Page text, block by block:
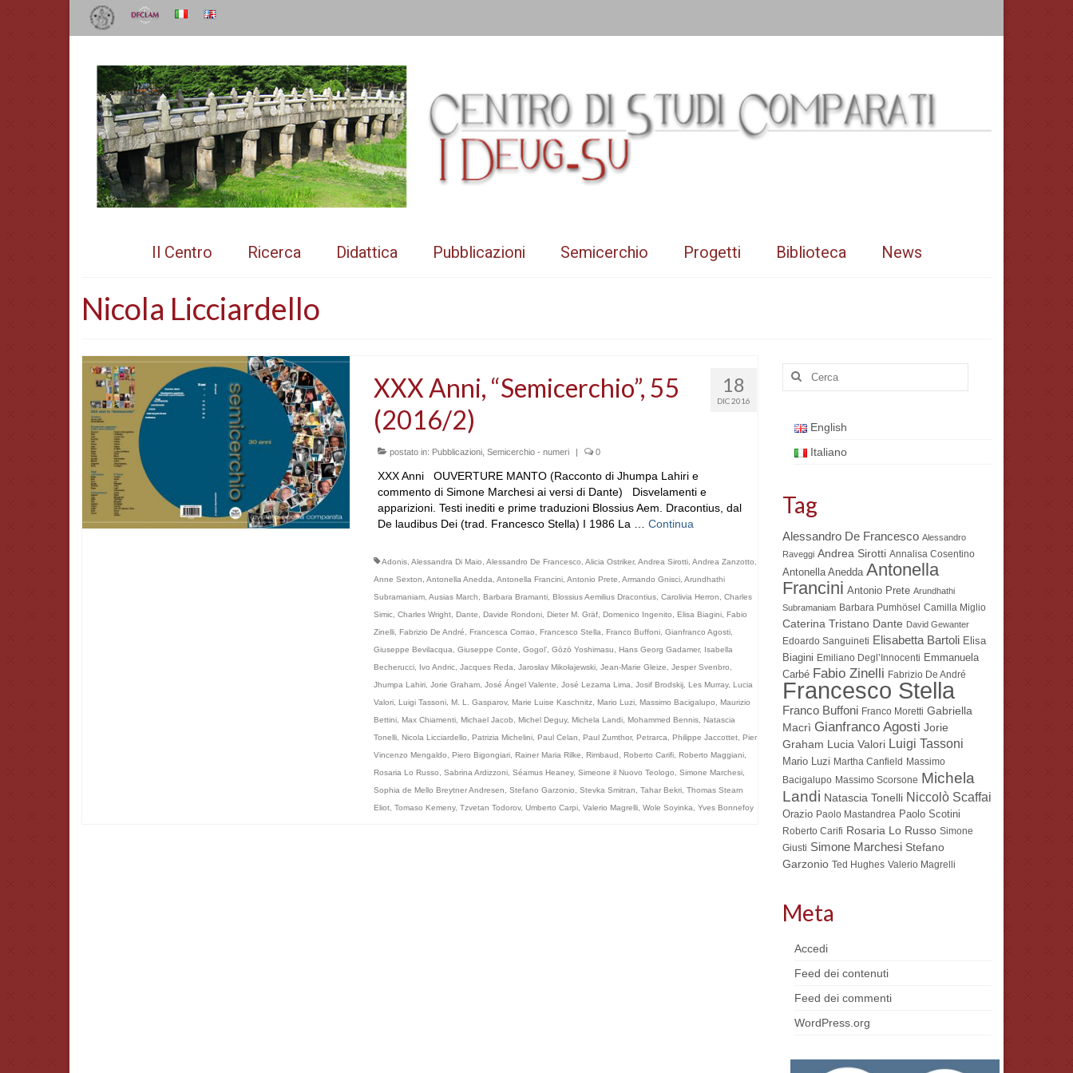
Il Centro Ricerca Didattica Pubblicazioni Semicerchio Progetti Biblioteca News
Nicola Licciardello
18
DIC 2016
XXX Anni, “Semicerchio”, 55
(2016/2)
postato in: Pubblicazioni, Semicerchio - numeri | 0
XXX Anni OUVERTURE MANTO (Racconto di Jhumpa Lahiri e
commento di Simone Marchesi ai versi di Dante) Disvelamenti e
apparizioni. Testi inediti e prime traduzioni Blossius Aem. Dracontius, dal
De laudibus Dei (trad. Francesco Stella) I 1986 La … Continua
Adonis, Alessandra Di Maio Alessandro De Francesco Alicia Ostriker, Andrea Sirotti, Andrea Zanzotto
Anne Sexton Antonella Anedda Antonella Francini, Antonio Prete Armando Gnisci, Arundhathi
Subramaniam, Ausias March Barbara Bramanti, Blossius Aemilius Dracontius, Carolivia Herron
Charles
Simic, Charles Wright, Dante Davide Rondoni, Dieter M. Gräf, Domenico Ingenito Elisa Biagini, Fabio
Zinelli, Fabrizio De André Francesca Corrao Francesco Stella Franco Buffoni, Gianfranco Agosti,
Giuseppe Bevilacqua
Giuseppe Conte Gogol’, Gōzō Yoshimasu Hans Georg Gadamer, Isabella
Becherucci, Ivo Andric, Jacques Reda Jarosłav Mikołajewski, Jean-Marie Gleize Jesper Svenbro
Jhumpa Lahiri, Jorie Graham, José Ángel Valente José Lezama Lima Josif Brodskij, Les Murray, Lucia
Valori, Luigi Tassoni, M. L. Gasparov, Marie Luise Kaschnitz, Mario Luzi, Massimo Bacigalupo
Maurizio
Bettini, Max Chiamenti, Michael Jacob Michel Deguy, Michela Landi, Mohammed Bennis, Natascia
Tonelli, Nicola Licciardello Patrizia Michelini, Paul Celan Paul Zumthor, Petrarca Philippe Jaccottet, Pier
Vincenzo Mengaldo
Piero Bigongiari, Rainer Maria Rilke Rimbaud Roberto Carifi, Roberto Maggiani,
Rosaria Lo Russo
Sabrina Ardizzoni, Séamus Heaney, Simeone il Nuovo Teologo Simone Marchesi,
Sophia de Mello Breytner Andresen
Stefano Garzonio Stevka Smitran Tahar Bekri, Thomas Stearn
Eliot, Tomaso Kemeny, Tzvetan Todorov, Umberto Carpi, Valerio Magrelli, Wole Soyinka Yves Bonnefoy
Cerca:
English
Italiano
Tag
Alessandro De Francesco Alessandro
Raveggi Andrea Sirotti Annalisa Cosentino
Antonella Anedda Antonella
Francini Antonio Prete Arundhathi
Subramaniam Barbara Pumhösel Camilla Miglio
Caterina Tristano Dante David Gewanter
Edoardo Sanguineti Elisabetta Bartoli Elisa
Biagini Emiliano Degl’Innocenti Emmanuela
Carbé Fabio Zinelli Fabrizio De André
Francesco Stella
Franco Buffoni Franco Moretti Gabriella
Macrì Gianfranco Agosti Jorie
Graham Lucia Valori Luigi Tassoni
Mario Luzi Martha Canfield Massimo
Bacigalupo Massimo Scorsone Michela
Landi Natascia Tonelli Niccolò Scaffai
Orazio Paolo Mastandrea Paolo Scotini
Roberto Carifi Rosaria Lo Russo Simone
Giusti Simone Marchesi Stefano
Garzonio Ted Hughes Valerio Magrelli
Meta
Accedi
Feed dei contenuti
Feed dei commenti
WordPress.org